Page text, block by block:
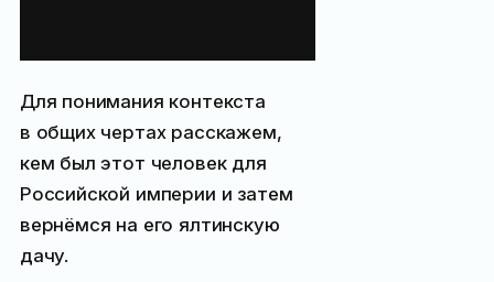
Для понимания контекста
в общих чертах расскажем,
кем был этот человек для
Российской империи и затем
вернёмся на его ялтинскую
дачу.